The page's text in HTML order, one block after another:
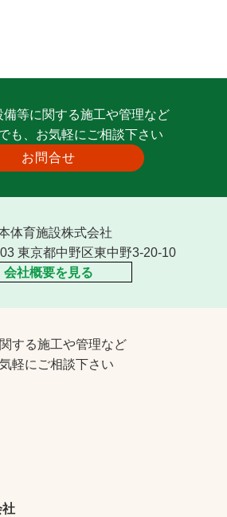
備等に関する施工や管理など
も、お気軽にご相談下さい
お問合せ
体育施設株式会社
東京都中野区東中野3-20-10
会社概要を見る
する施工や管理など
軽にご相談下さい
社